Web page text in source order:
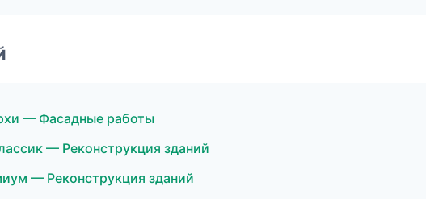
— Фасадные работы
— Реконструкция зданий
— Реконструкция зданий